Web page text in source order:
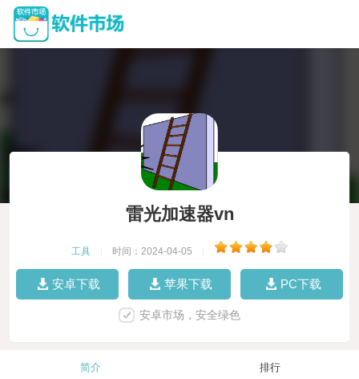
雷光加速器vn
工具 时间：2024-04-05
安卓下载 苹果下载 PC下载
安卓市场，安全绿色
简介 排行